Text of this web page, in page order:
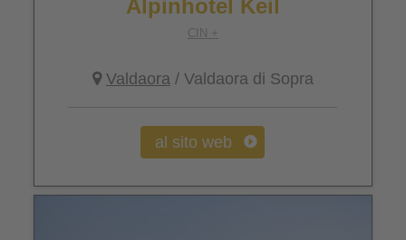
Alpinhotel Keil
CIN +
Valdaora/ Valdaora di Sopra
al sito web